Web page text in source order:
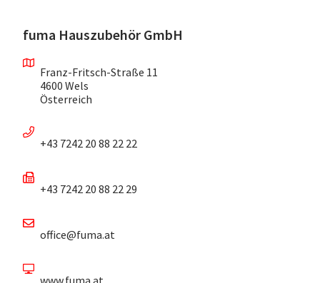
fuma Hauszubehör GmbH
Franz-Fritsch-Straße 11
4600 Wels
Österreich
+43 7242 20 88 22 22
+43 7242 20 88 22 29
office@fuma.at
www.fuma.at